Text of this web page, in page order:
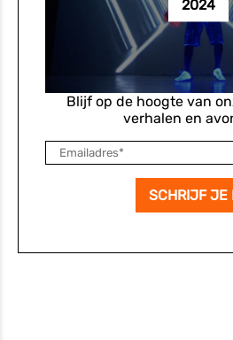
2024
Blijf op de hoogte van
verhalen en